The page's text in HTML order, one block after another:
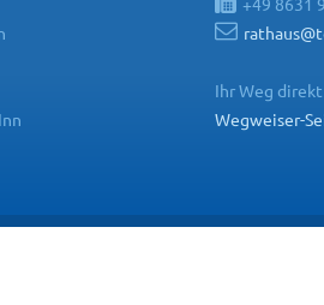
Ihr Weg
Wegweiser-